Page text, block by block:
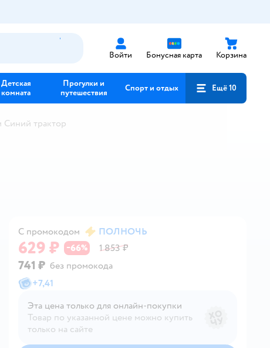
Войти Бонусная карта Корзина
Детская
комната
Прогулки и
путешествия
Спорт и отдых Ещё 10
Синий трактор
С промокодом ПОЛНОЧЬ
629 ₽ −66% 1 853 ₽
741 ₽ без промокода
+7,41
Эта цена только для онлайн‑покупки
Товар по указанной цене можно купить
только на сайте